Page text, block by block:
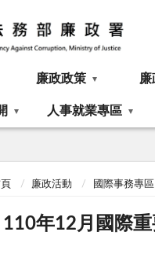
廉政政策 廉
人事就業專區
廉政活動 國際事務專區
110年12月國際